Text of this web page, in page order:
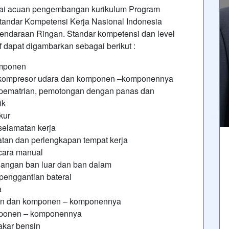
acuan pengembangan kurikulum Program
Kompetensi Kerja Nasional Indonesia
Ringan. Standar kompetensi dan level
digambarkan sebagai berikut :
udara dan komponen –komponennya
pemotongan dengan panas dan
kerja
dan perlengkapan tempat kerja
manual
ban luar dan ban dalam
baterai
dan komponen – komponennya
– komponennya
bensin